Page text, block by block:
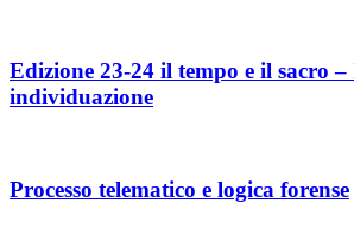
Edizione 23-24 il tempo e il sacro
individuazione
Processo telematico e logica forense